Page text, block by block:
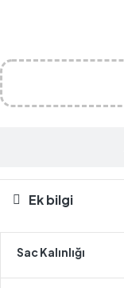
Ek bilgi
Sac Kalınlığı